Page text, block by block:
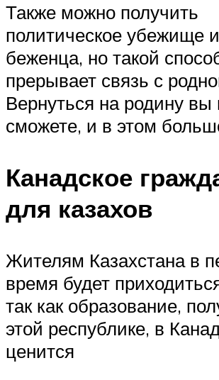
Также можно получить
политическое убежище
беженца, но такой
прерывает связь с
Вернуться на родину вы
сможете, и в этом
Канадское
для казахов
Жителям Казахстана в
время будет
так как образование,
этой республике, в
ценится